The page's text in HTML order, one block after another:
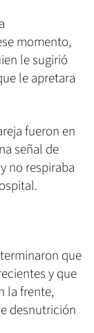
momento,
le sugirió
le apretara
fueron en
señal de
no respiraba
que
y que
la frente,
desnutrición